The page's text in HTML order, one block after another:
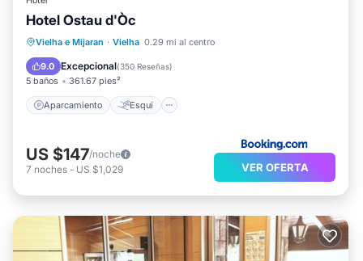
Hotel Ostau d'Òc
Vielha e Mijaran · Vielha 0.29 mi al centro
9.0 Excepcional(350 Reseñas)
5 baños 361.67 pies²
Aparcamiento Esquí
Aparcamiento
Esquí
Balcón/Terraza
US $147/noche
7 noches - US $1,029 VER OFERTA